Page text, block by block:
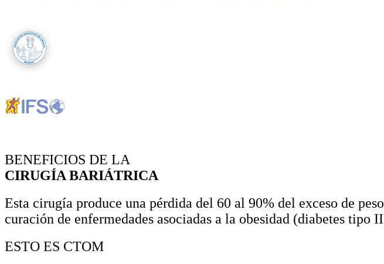
BENEFICIOS DE LA
CIRUGÍA BARIÁTRICA
Esta cirugía produce una pérdida del 60 al 90% del exceso de
curación de enfermedades asociadas a la obesidad (diabetes tipo
ESTO ES CTOM